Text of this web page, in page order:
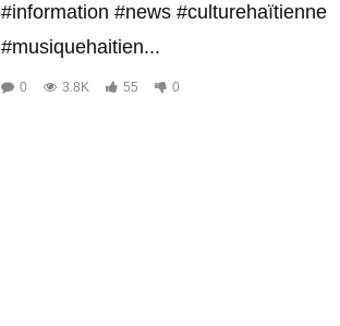
#information #news #culturehaïtienne
#musiquehaitien...
0 3.8K 55 0